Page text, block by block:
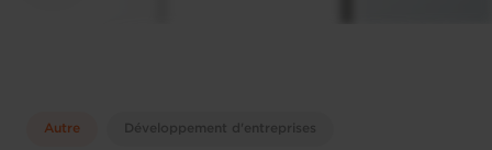
Autre Développement d'entreprises